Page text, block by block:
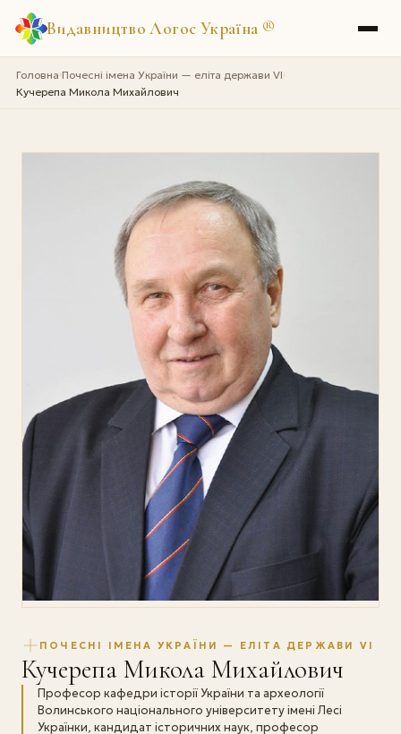
Видавництво Логос Україна ®
Головна›Почесні імена України — еліта держави VI›
Кучерепа Микола Михайлович
ПОЧЕСНІ ІМЕНА УКРАЇНИ — ЕЛІТА ДЕРЖАВИ VI
Кучерепа Микола Михайлович
Професор кафедри історії України та археології
Волинського національного університету імені Лесі
Українки, кандидат історичних наук, професор